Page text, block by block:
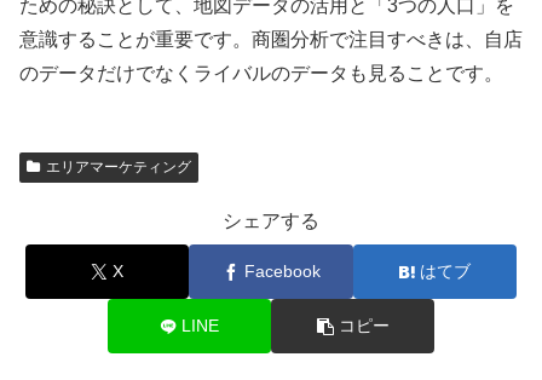
ための秘訣として、地図データの活用と「3つの人口」を
意識することが重要です。商圏分析で注目すべきは、自店
のデータだけでなくライバルのデータも見ることです。
エリアマーケティング
シェアする
X Facebook はてブ
LINE コピー